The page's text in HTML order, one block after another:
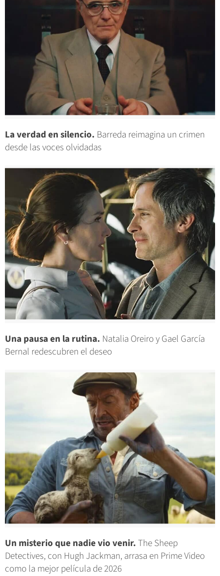
La verdad en silencio. Barreda reimagina un crimen
desde las voces olvidadas
Una pausa en la rutina. Natalia Oreiro y Gael García
Bernal redescubren el deseo
Un misterio que nadie vio venir.The Sheep
Detectives, con Hugh Jackman, arrasa en Prime Video
como la mejor película de 2026